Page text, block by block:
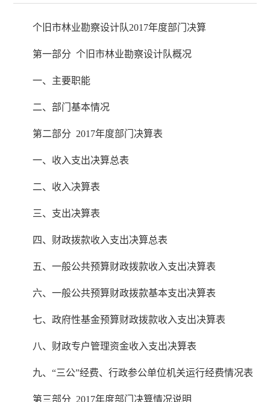
个旧市林业勘察设计队2017年度部门决算
第一部分 个旧市林业勘察设计队概况
一、主要职能
二、部门基本情况
第二部分 2017年度部门决算表
一、收入支出决算总表
二、收入决算表
三、支出决算表
四、财政拨款收入支出决算总表
五、一般公共预算财政拨款收入支出决算表
六、一般公共预算财政拨款基本支出决算表
七、政府性基金预算财政拨款收入支出决算表
八、财政专户管理资金收入支出决算表
九、“三公”经费、行政参公单位机关运行经费情况表
第三部分 2017年度部门决算情况说明